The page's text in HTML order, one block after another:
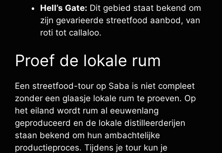
Hell’s Gate: Dit gebied staat bekend om
zijn gevarieerde streetfood aanbod, van
roti tot callaloo.
Proef de lokale rum
Een streetfood-tour op Saba is niet compleet
zonder een glaasje lokale rum te proeven. Op
het eiland wordt rum al eeuwenlang
geproduceerd en de lokale distilleerderijen
staan bekend om hun ambachtelijke
productieproces. Tijdens je tour kun je